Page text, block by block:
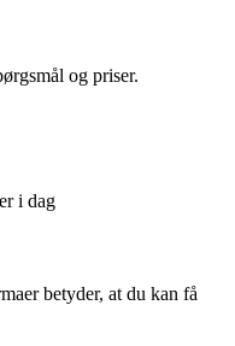
og priser.
i dag
betyder, at du kan få